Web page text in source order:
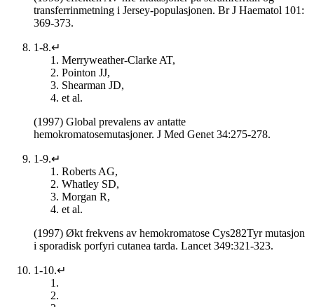
transferrinmetning i Jersey-populasjonen. Br J Haematol 101:
369-373.
1-8.↵
Merryweather-Clarke AT,
Pointon JJ,
Shearman JD,
et al.
(1997) Global prevalens av antatte
hemokromatosemutasjoner. J Med Genet 34:275-278.
1-9.↵
Roberts AG,
Whatley SD,
Morgan R,
et al.
(1997) Økt frekvens av hemokromatose Cys282Tyr mutasjon
i sporadisk porfyri cutanea tarda. Lancet 349:321-323.
1-10.↵